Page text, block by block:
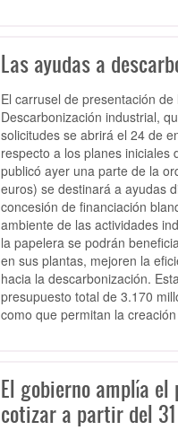
Las ayudas a
El carrusel de presentación
Descarbonización industrial,
solicitudes se abrirá el 24 de
respecto a los planes iniciales
publicó ayer una parte de la
euros) se destinará a ayudas
concesión de financiación
ambiente de las actividades
la papelera se podrán
en sus plantas, mejoren la
hacia la descarbonización.
presupuesto total de 3.170
como que permitan la
El gobierno amplía
cotizar a partir del